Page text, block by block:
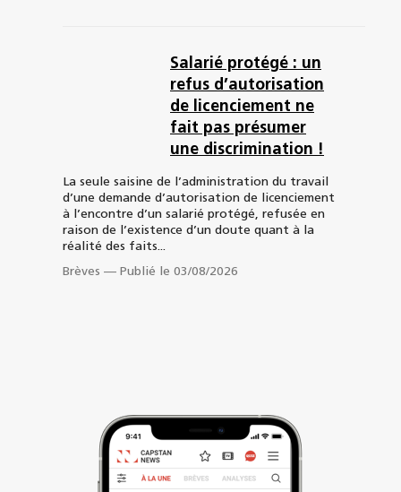
Salarié protégé : un
refus d’autorisation
de licenciement ne
fait pas présumer
une discrimination !
La seule saisine de l’administration du travail
d’une demande d’autorisation de licenciement
à l’encontre d’un salarié protégé, refusée en
raison de l’existence d’un doute quant à la
réalité des faits...
Brèves — Publié le 03/08/2026